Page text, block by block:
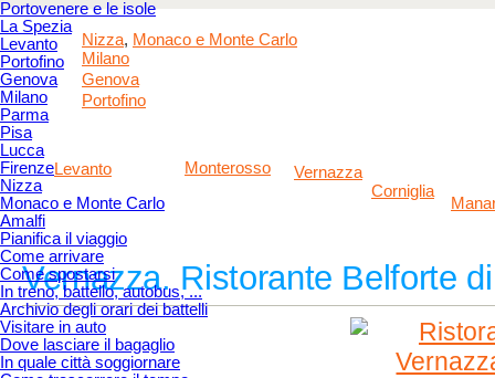
Portovenere e le isole
La Spezia
Levanto
Portofino
Genova
Milano
Parma
Pisa
Lucca
Firenze
Nizza
Monaco e Monte Carlo
Amalfi
Pianifica il viaggio
Come arrivare
Come spostarsi
In treno, battello, autobus, ...
Archivio degli orari dei battelli
Visitare in auto
Dove lasciare il bagaglio
In quale città soggiornare
Levanto Monterosso
Vernazza
Corniglia
Genova
Milano
Nizza, Monaco e Monte Carlo
Portofino
Vernazza. Ristorante Belforte